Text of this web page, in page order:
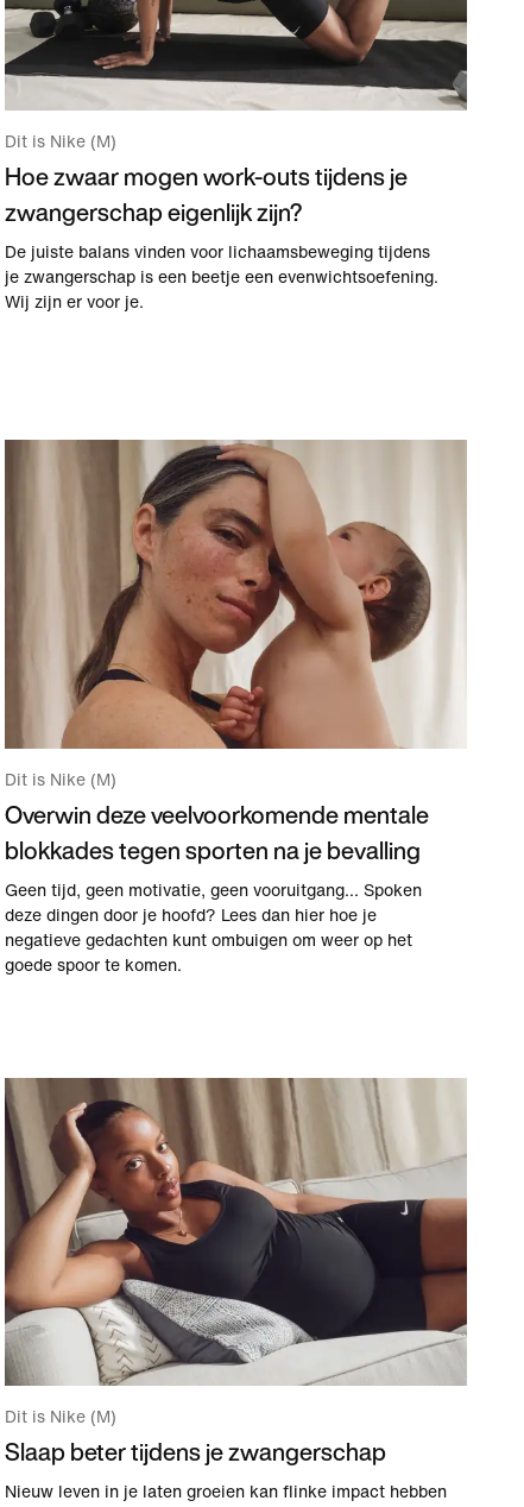
Dit is Nike (M)
Hoe zwaar mogen work-outs tijdens je
zwangerschap eigenlijk zijn?
De juiste balans vinden voor lichaamsbeweging tijdens
je zwangerschap is een beetje een evenwichtsoefening.
Wij zijn er voor je.
Dit is Nike (M)
Overwin deze veelvoorkomende mentale
blokkades tegen sporten na je bevalling
Geen tijd, geen motivatie, geen vooruitgang... Spoken
deze dingen door je hoofd? Lees dan hier hoe je
negatieve gedachten kunt ombuigen om weer op het
goede spoor te komen.
Dit is Nike (M)
Slaap beter tijdens je zwangerschap
Nieuw leven in je laten groeien kan flinke impact hebben